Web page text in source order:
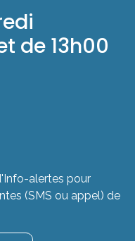
de 13h00
alertes pour
(SMS ou appel) de